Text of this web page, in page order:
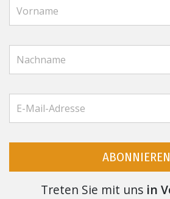
ABONNIEREN
Treten Sie mit uns in